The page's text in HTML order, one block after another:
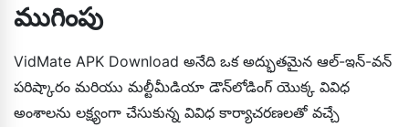
ముగింపు
VidMate APK Download అనేది ఒక అద్భుతమైన ఆల్-ఇన్-వన్
పరిష్కారం మరియు మల్టీమీడియా డౌన్‌లోడింగ్ యొక్క వివిధ
అంశాలను లక్ష్యంగా చేసుకున్న వివిధ కార్యాచరణలతో వచ్చే